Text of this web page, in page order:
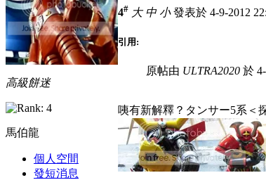
高級餅迷
馬伯龍
個人空間
發短消息
4# 大 中 小發表於 4-9-2012
引用:
原帖由 ULTRA2020 於
咦有新解釋？タンサー5系＜